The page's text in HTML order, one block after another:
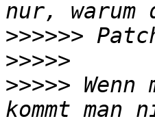
>>>>>>
>>>>>
>>>>>